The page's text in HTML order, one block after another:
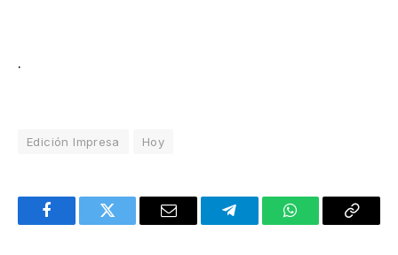
.
Edición Impresa Hoy
FacebookTwitter Email TelegramWhatsAppCopy